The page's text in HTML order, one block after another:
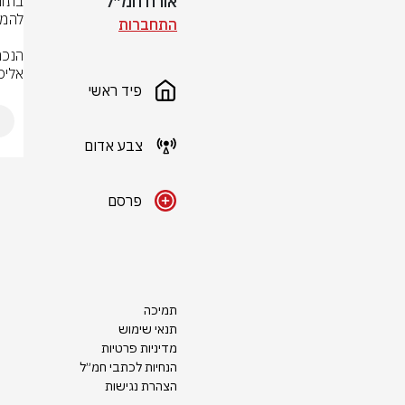
התחברות
פיד ראשי
צבע אדום
פרסם
תמיכה
תנאי שימוש
מדיניות פרטיות
הנחיות לכתבי חמ״ל
הצהרת נגישות